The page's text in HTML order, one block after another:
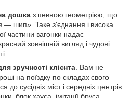
дошка з певною геометрією, що
— шип». Таке з'єднання і висока
частини вагонки надає
зовнішній вигляд і чудові
зручності клієнта. Вам не
на поїздку по складах свого
до сусідніх міст і середніх центрів